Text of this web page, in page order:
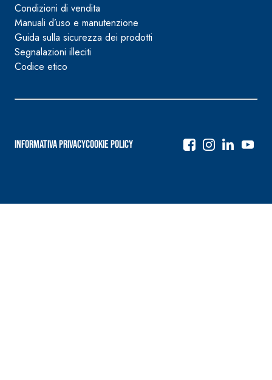
Condizioni di vendita
Manuali d’uso e manutenzione
Guida sulla sicurezza dei prodotti
Segnalazioni illeciti
Codice etico
Informativa PrivacyCookie Policy